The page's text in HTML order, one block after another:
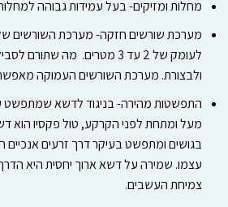
מחלות ומזיקים- בעל עמידות גבוהה למחלות
מערכת שורשים חזקה- מערכת השורשים של
לעומק של 2 עד 3 מטרים. מה
ולבצורת. מערכת השורשים העמוקה
התפשטות מהירה- בניגוד לדשא שמתפשט
מעל ומתחת לפני הקרקע, טול פקסיו הוא
בגושים ומתפשט בעיקר דרך זרעים
עצמו. שמירה על דשא ארוך יחסית היא
צמיחת העשבים.